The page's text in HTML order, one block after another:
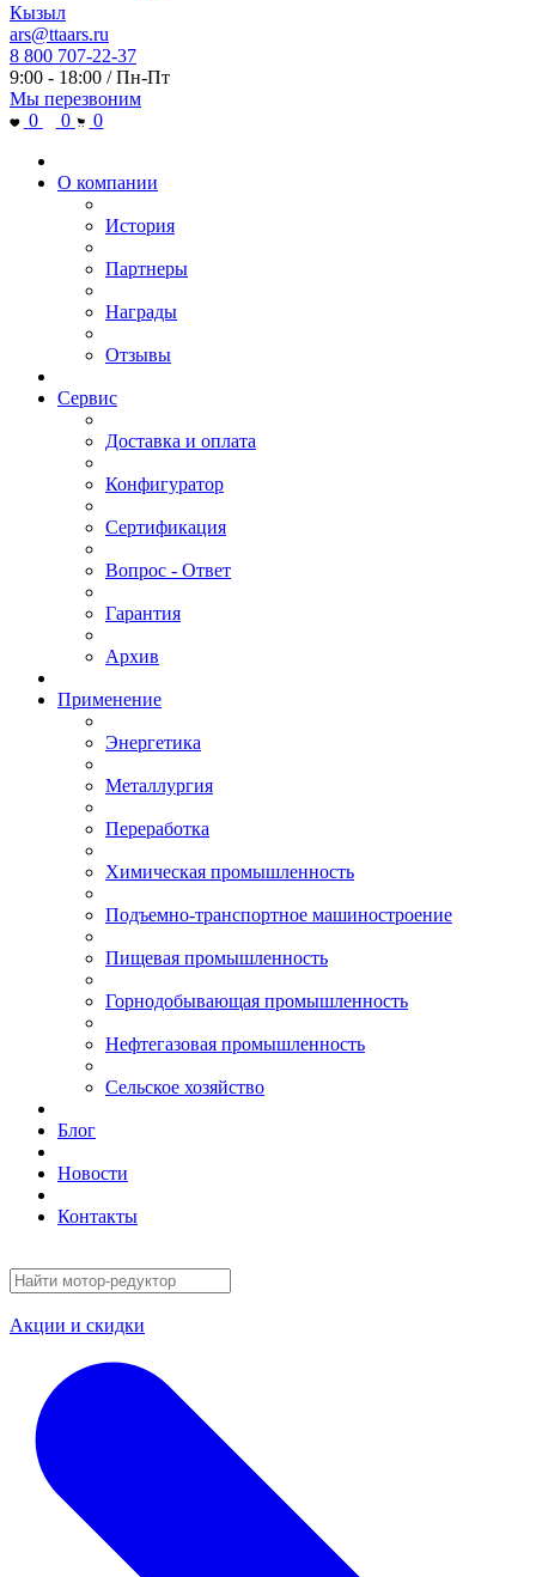
Кызыл
ars@ttaars.ru
8 800 707-22-37
9:00 - 18:00 / Пн-Пт
Мы перезвоним
0
0 0
О компании
История
Партнеры
Награды
Отзывы
Сервис
Доставка и оплата
Конфигуратор
Сертификация
Вопрос - Ответ
Гарантия
Архив
Применение
Энергетика
Металлургия
Переработка
Химическая промышленность
Подъемно-транспортное машиностроение
Пищевая промышленность
Горнодобывающая промышленность
Нефтегазовая промышленность
Сельское хозяйство
Блог
Новости
Контакты
Акции и скидки